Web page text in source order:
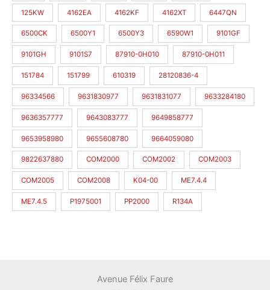
125KW 4162EA 4162KF 4162XT 6447QN
6500CK 6500Y1 6500Y3 6590W1 9101GF
9101GH 9101S7 87910-0H010 87910-0H011
151784 151799 610319 28120836-4
96334566 9631830977 9631831077 9633284180
9636357777 9643083777 9649858777
9653958980 9655608780 9664059080
9822637880 COM2000 COM2002 COM2003
COM2005 COM2008 K04-00 ME7.4.4
ME7.4.5 P1975001 PP2000 R134A
Avenue Félix Faure